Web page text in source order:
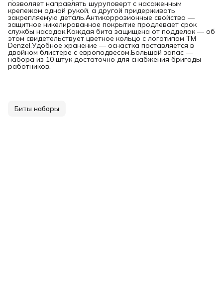
позволяет направлять шуруповерт с насаженным
крепежом одной рукой, а другой придерживать
закрепляемую деталь.Антикоррозионные свойства —
защитное никелированное покрытие продлевает срок
службы насадок.Каждая бита защищена от подделок — об
этом свидетельствует цветное кольцо с логотипом ТМ
Denzel.Удобное хранение — оснастка поставляется в
двойном блистере с европодвесом.Большой запас —
набора из 10 штук достаточно для снабжения бригады
работников.
Биты наборы